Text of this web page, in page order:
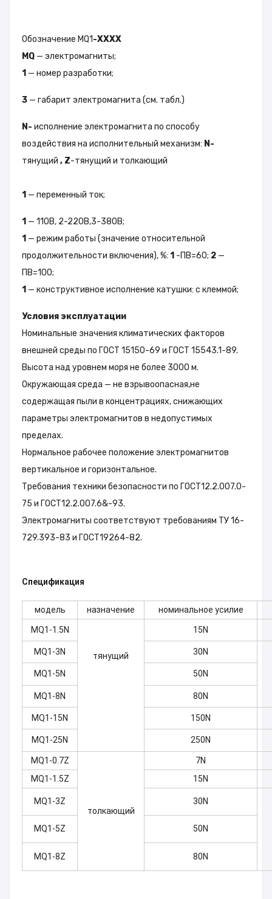
Обозначение MQ1-ХХХХ
MQ — электромагниты;
1 — номер разработки;
3 — габарит электромагнита (см. табл.)
N- исполнение электромагнита по способу
воздействия на исполнительный механизм: N-
тянущий , Z-тянущий и толкающий
1 — переменный ток;
1 — 110В, 2-220В,3-380В;
1 — режим работы (значение относительной
продолжительности включения), %: 1 -ПВ=60; 2 —
ПВ=100;
1 — конструктивное исполнение катушки: с клеммой;
Условия эксплуатации
Номинальные значения климатических факторов
внешней среды по ГОСТ 15150-69 и ГОСТ 15543.1-89.
Высота над уровнем моря не более 3000 м.
Окружающая среда — не взрывоопасная,не
содержащая пыли в концентрациях, снижающих
параметры электромагнитов в недопустимых
пределах.
Нормальное рабочее положение электромагнитов
вертикальное и горизонтальное.
Требования техники безопасности по ГОСТ12.2.007.0-
75 и ГОСТ12.2.007.6&-93.
Электромагниты соответствуют требованиям ТУ 16-
729.393-83 и ГОСТ19264-82.
Спецификация
модель назначение номинальное усилие
MQ1-1.5N
тянущий
15N
MQ1-3N 30N
MQ1-5N 50N
MQ1-8N 80N
MQ1-15N 150N
MQ1-25N 250N
MQ1-0.7Z
толкающий
7N
MQ1-1.5Z
15N
MQ1-3Z 30N
MQ1-5Z 50N
MQ1-8Z 80N